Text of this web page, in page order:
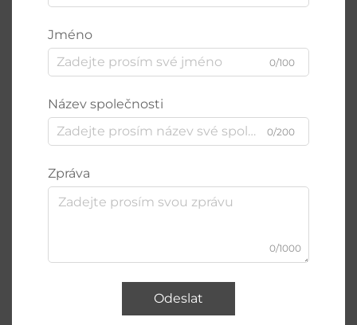
Jméno
0/100
Název společnosti
0/200
Zpráva
0/1000
Odeslat